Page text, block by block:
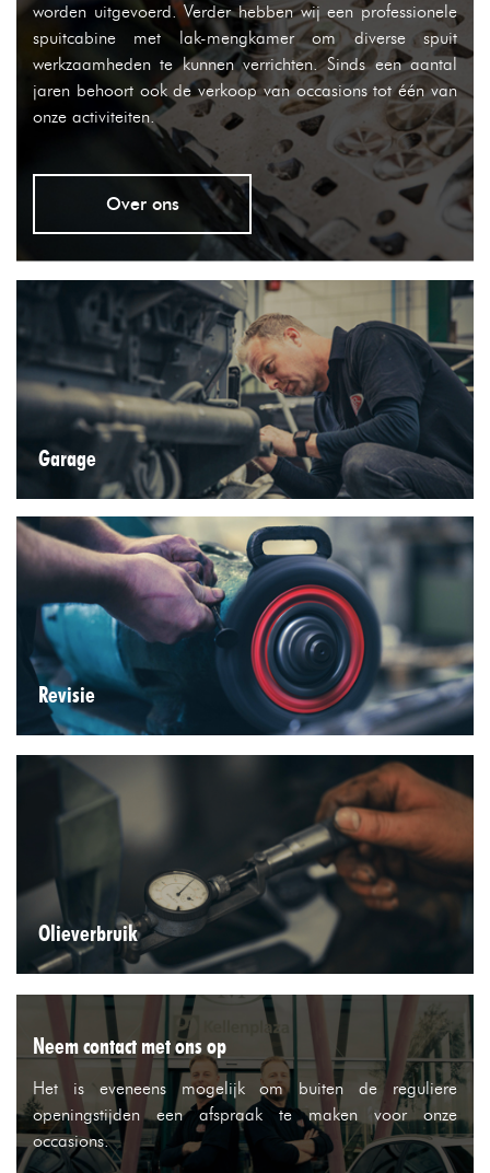
worden uitgevoerd. Verder hebben wij een professionele
spuitcabine met lak-mengkamer om diverse spuit
werkzaamheden te kunnen verrichten. Sinds een aantal
jaren behoort ook de verkoop van occasions tot één van
onze activiteiten.
Over ons
Garage
Revisie
Olieverbruik
Neem contact met ons op
Het is eveneens mogelijk om buiten de reguliere
openingstijden een afspraak te maken voor onze
occasions.